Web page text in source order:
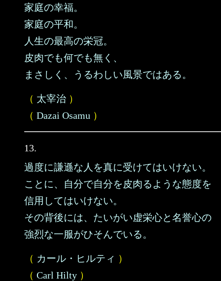
家庭の幸福。
家庭の平和。
人生の最高の栄冠。
皮肉でも何でも無く、
まさしく、うるわしい風景ではある。
（ 太宰治 ）
（ Dazai Osamu ）
13.
過度に謙遜な人を真に受けてはいけない。
ことに、自分で自分を皮肉るような態度を
信用してはいけない。
その背後には、たいがい虚栄心と名誉心の
強烈な一服がひそんでいる。
（ カール・ヒルティ ）
（ Carl Hilty ）